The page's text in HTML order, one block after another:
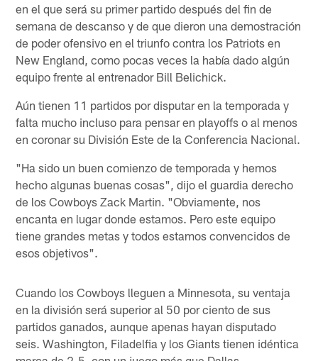
en el que será su primer partido después del fin de
semana de descanso y de que dieron una demostración
de poder ofensivo en el triunfo contra los Patriots en
New England, como pocas veces la había dado algún
equipo frente al entrenador Bill Belichick.
Aún tienen 11 partidos por disputar en la temporada y
falta mucho incluso para pensar en playoffs o al menos
en coronar su División Este de la Conferencia Nacional.
"Ha sido un buen comienzo de temporada y hemos
hecho algunas buenas cosas", dijo el guardia derecho
de los Cowboys Zack Martin. "Obviamente, nos
encanta en lugar donde estamos. Pero este equipo
tiene grandes metas y todos estamos convencidos de
esos objetivos".
Cuando los Cowboys lleguen a Minnesota, su ventaja
en la división será superior al 50 por ciento de sus
partidos ganados, aunque apenas hayan disputado
seis. Washington, Filadelfia y los Giants tienen idéntica